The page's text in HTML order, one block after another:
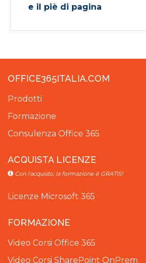
e il piè di pagina
OFFICE365ITALIA.COM
Prodotti
Formazione
Consulenza Office 365
ACQUISTA LICENZE
Con l'acquisto, la formazione è GRATIS!
Licenze Microsoft 365
FORMAZIONE
Video Corsi Office 365
Video Corsi SharePoint OnPrem